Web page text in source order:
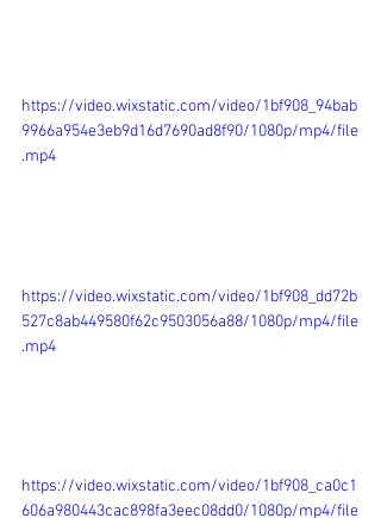
https://video.wixstatic.com/video/1bf908_94bab
9966a954e3eb9d16d7690ad8f90/1080p/mp4/file
.mp4
https://video.wixstatic.com/video/1bf908_dd72b
527c8ab449580f62c9503056a88/1080p/mp4/file
.mp4
https://video.wixstatic.com/video/1bf908_ca0c1
606a980443cac898fa3eec08dd0/1080p/mp4/file